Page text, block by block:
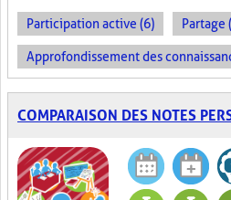
Participation active (6) Partage
Approfondissement des
COMPARAISON DES NOTES